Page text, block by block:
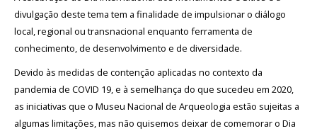
Serviços
Notícias/Destaques
divulgação deste tema tem a finalidade de impulsionar o diálogo
local, regional ou transnacional enquanto ferramenta de
conhecimento, de desenvolvimento e de diversidade.
Devido às medidas de contenção aplicadas no contexto da
pandemia de COVID 19, e à semelhança do que sucedeu em 2020,
as iniciativas que o Museu Nacional de Arqueologia estão sujeitas a
algumas limitações, mas não quisemos deixar de comemorar o Dia